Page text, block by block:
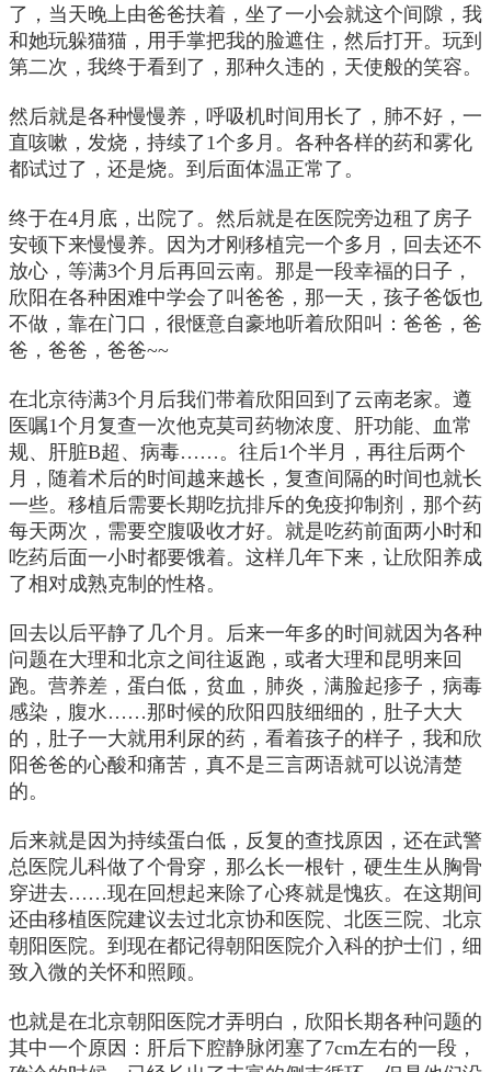
了，当天晚上由爸爸扶着，坐了一小会就这个间隙，我
和她玩躲猫猫，用手掌把我的脸遮住，然后打开。玩到
第二次，我终于看到了，那种久违的，天使般的笑容。
然后就是各种慢慢养，呼吸机时间用长了，肺不好，一
直咳嗽，发烧，持续了1个多月。各种各样的药和雾化
都试过了，还是烧。到后面体温正常了。
终于在4月底，出院了。然后就是在医院旁边租了房子
安顿下来慢慢养。因为才刚移植完一个多月，回去还不
放心，等满3个月后再回云南。那是一段幸福的日子，
欣阳在各种困难中学会了叫爸爸，那一天，孩子爸饭也
不做，靠在门口，很惬意自豪地听着欣阳叫：爸爸，爸
爸，爸爸，爸爸~~
在北京待满3个月后我们带着欣阳回到了云南老家。遵
医嘱1个月复查一次他克莫司药物浓度、肝功能、血常
规、肝脏B超、病毒……。往后1个半月，再往后两个
月，随着术后的时间越来越长，复查间隔的时间也就长
一些。移植后需要长期吃抗排斥的免疫抑制剂，那个药
每天两次，需要空腹吸收才好。就是吃药前面两小时和
吃药后面一小时都要饿着。这样几年下来，让欣阳养成
了相对成熟克制的性格。
回去以后平静了几个月。后来一年多的时间就因为各种
问题在大理和北京之间往返跑，或者大理和昆明来回
跑。营养差，蛋白低，贫血，肺炎，满脸起疹子，病毒
感染，腹水……那时候的欣阳四肢细细的，肚子大大
的，肚子一大就用利尿的药，看着孩子的样子，我和欣
阳爸爸的心酸和痛苦，真不是三言两语就可以说清楚
的。
后来就是因为持续蛋白低，反复的查找原因，还在武警
总医院儿科做了个骨穿，那么长一根针，硬生生从胸骨
穿进去……现在回想起来除了心疼就是愧疚。在这期间
还由移植医院建议去过北京协和医院、北医三院、北京
朝阳医院。到现在都记得朝阳医院介入科的护士们，细
致入微的关怀和照顾。
也就是在北京朝阳医院才弄明白，欣阳长期各种问题的
其中一个原因：肝后下腔静脉闭塞了7cm左右的一段，